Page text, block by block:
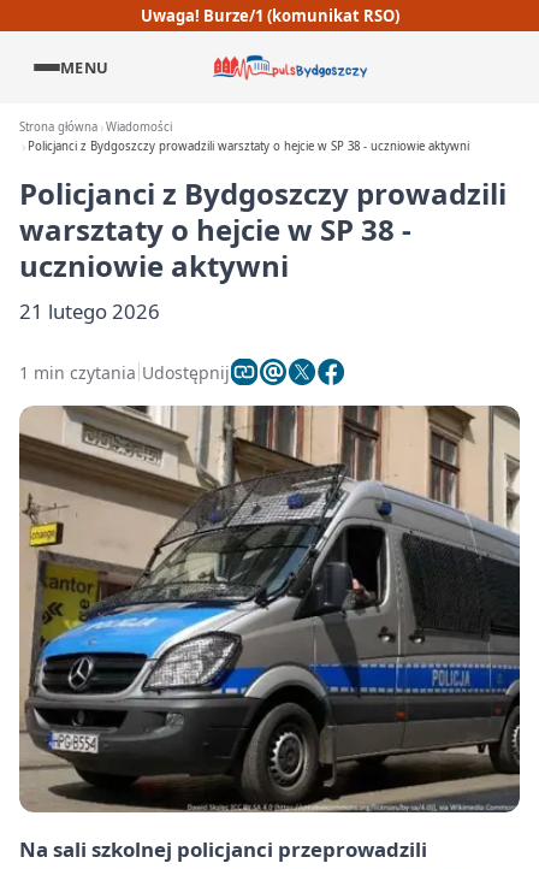
Uwaga! Burze/1 (komunikat RSO)
MENU
Strona główna Wiadomości
Policjanci z Bydgoszczy prowadzili warsztaty o hejcie w SP 38 - uczniowie aktywni
Policjanci z Bydgoszczy prowadzili
warsztaty o hejcie w SP 38 -
uczniowie aktywni
21 lutego 2026
1 min czytania Udostępnij
Na sali szkolnej policjanci przeprowadzili